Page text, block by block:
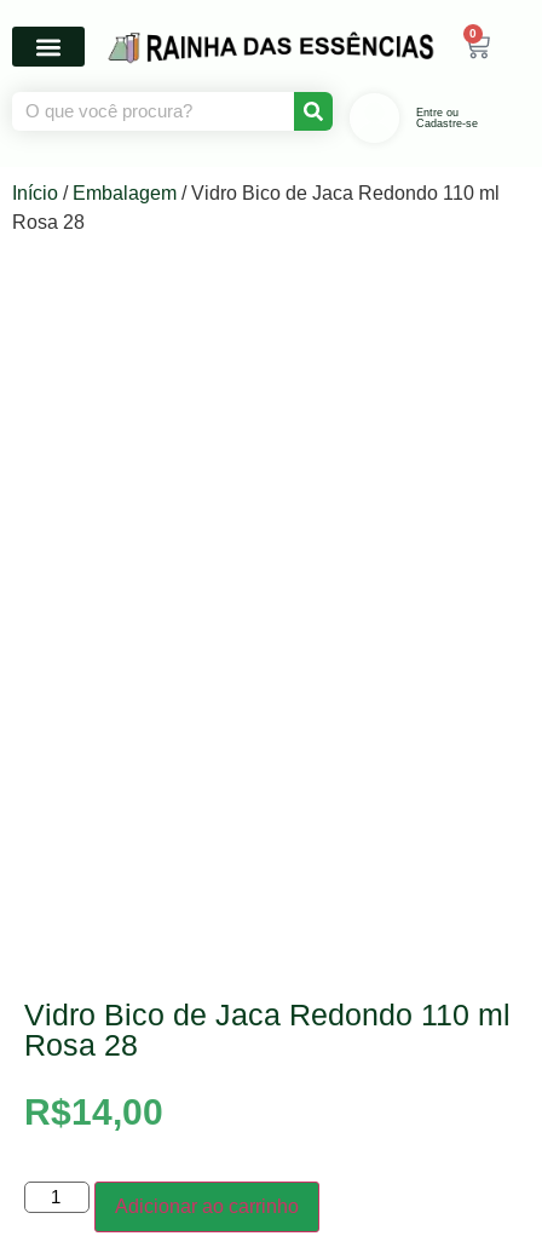
0
Entre ou
Cadastre-se
Início / Embalagem / Vidro Bico de Jaca Redondo 110 ml
Rosa 28
Vidro Bico de Jaca Redondo 110 ml
Rosa 28
R$14,00
Adicionar ao carrinho